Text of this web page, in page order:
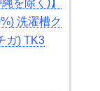
を除く)】
洗濯槽ク
ガ) TK3